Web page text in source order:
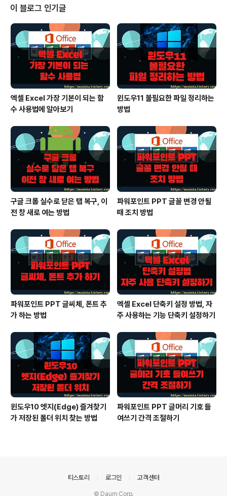
기 모드를 변경해야 합니다. 보기 탭 > 인쇄 모양 일 때 여
백과 본문을 구분해서 볼 수 있으며, 조절도 가능합니다.
▼ 문서의 여백은 워드 본문 네 곳의 바깥쪽 위치에 있습니
다. 여백을 늘이거나 줄이면 문서의 본문도 그에 따라 크기
가 바뀝니다. ▼ 여백을 조절하는 버튼은 어디에 있을까
요? 레이아웃 > 여백 리본..
이 블로그 인기글
엑셀 Excel 가장 기본이 되는 함
수 사용법에 알아보기
윈도우11 불필요한 파일 정리하는
방법
구글 크롬 실수로 닫은 탭 복구, 이
전 창 새로 여는 방법
파워포인트 PPT 글꼴 변경 안될
때 조치 방법
파워포인트 PPT 글씨체, 폰트 추
가 하는 방법
엑셀 Excel 단축키 설정 방법, 자
주 사용하는 기능 단축키 설정하기
윈도우10 엣지(Edge) 즐겨찾기
가 저장된 폴더 위치 찾는 방법
파워포인트 PPT 글머리 기호 들
여쓰기 간격 조절하기
티스토리 로그인 고객센터
© Daum Corp.